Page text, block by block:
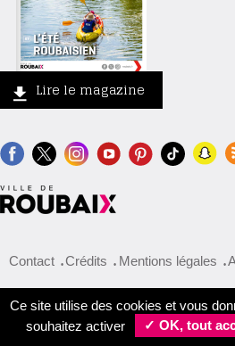
Lire le magazine
Contact Crédits Mentions légales
Ce site utilise des cookies et vous
souhaitez activer
✓ OK, tout